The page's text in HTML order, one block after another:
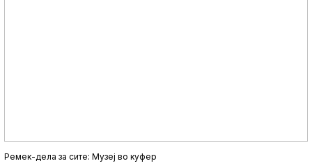
Ремек-дела за сите: Музеј во куфер